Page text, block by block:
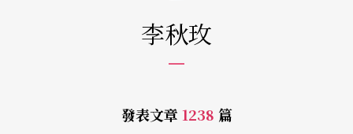
李秋玫
發表文章 1238 篇